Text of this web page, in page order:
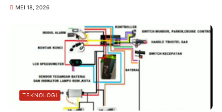
MEI 18, 2026
TEKNOLOGI